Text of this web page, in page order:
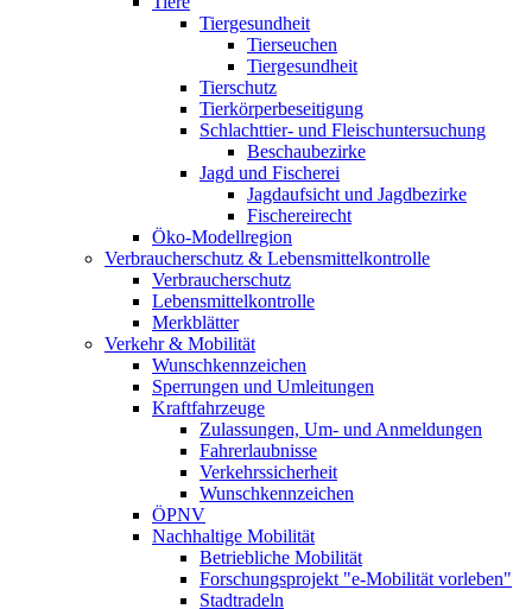
Tiergesundheit
Tierseuchen
Tiergesundheit
Tierschutz
Tierkörperbeseitigung
Schlachttier- und Fleischuntersuchung
Beschaubezirke
Jagd und Fischerei
Jagdaufsicht und Jagdbezirke
Fischereirecht
Öko-Modellregion
Verbraucherschutz & Lebensmittelkontrolle
Verbraucherschutz
Lebensmittelkontrolle
Merkblätter
Verkehr & Mobilität
Wunschkennzeichen
Sperrungen und Umleitungen
Kraftfahrzeuge
Zulassungen, Um- und Anmeldungen
Fahrerlaubnisse
Verkehrssicherheit
Wunschkennzeichen
ÖPNV
Nachhaltige Mobilität
Betriebliche Mobilität
Forschungsprojekt "e-Mobilität vorleben"
Stadtradeln